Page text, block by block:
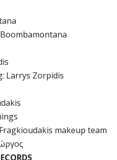
Larrys Zorpidis
makeup team